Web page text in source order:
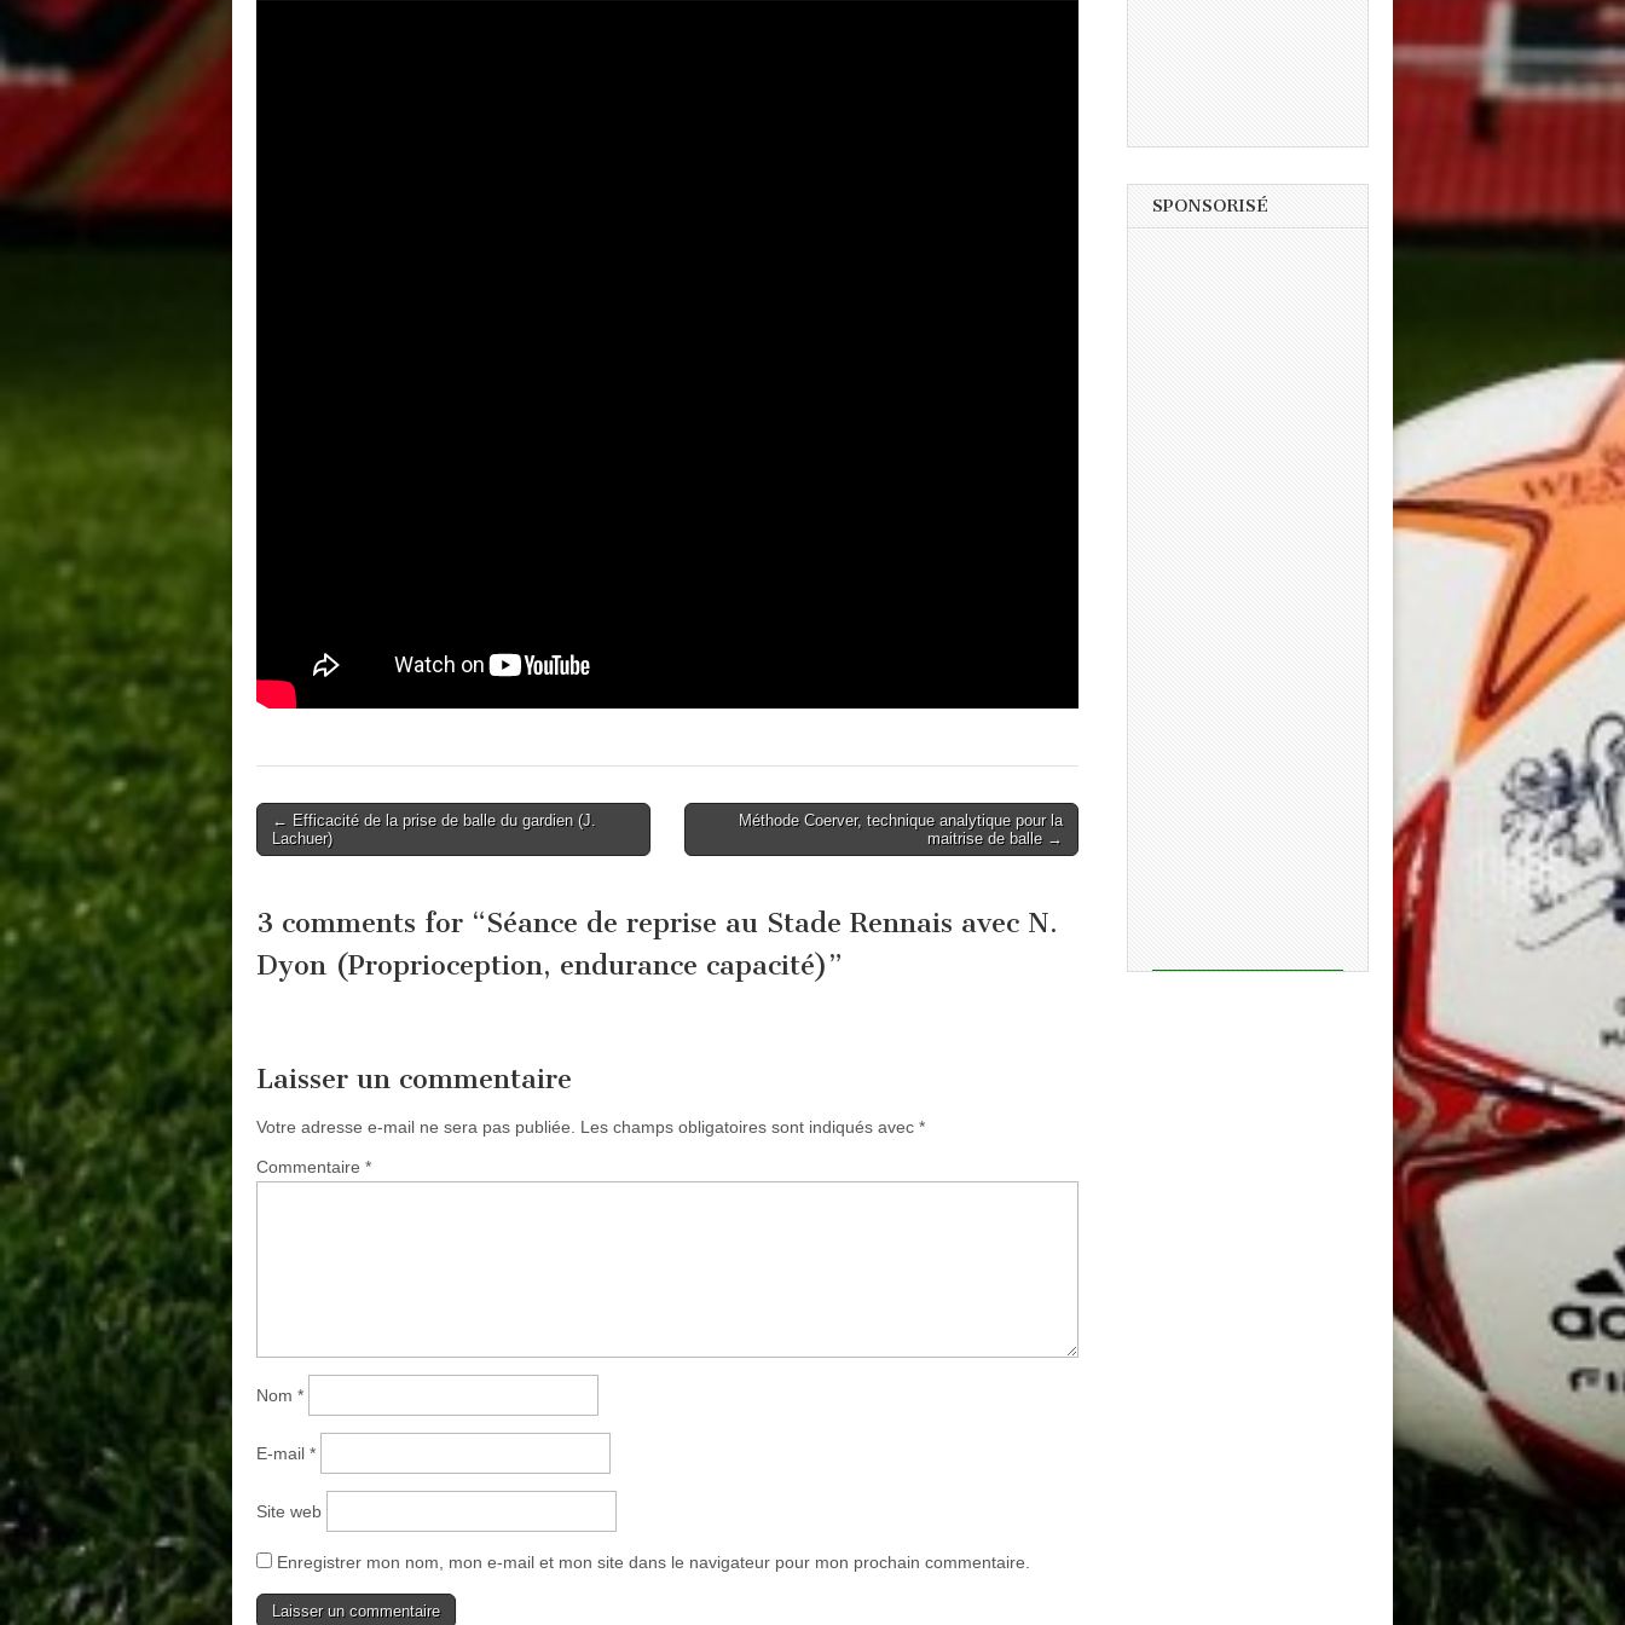
Post
navigation
← Efficacité de la prise de balle du gardien (J.
Lachuer)
Méthode Coerver, technique analytique pour la
maitrise de balle →
3 comments for “Séance de reprise au Stade Rennais avec N.
Dyon (Proprioception, endurance capacité)”
Laisser un commentaire
Votre adresse e-mail ne sera pas publiée. Les champs obligatoires sont indiqués avec *
Commentaire *
Nom *
E-mail *
Site web
Enregistrer mon nom, mon e-mail et mon site dans le navigateur pour mon prochain commentaire.
SPONSORISÉ